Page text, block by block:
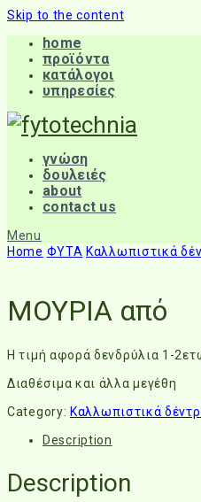
Skip to the content
home
προϊόντα
κατάλογοι
υπηρεσίες
γνώση
δουλειές
about
contact us
Menu
Home ΦΥΤΑ Καλλωπιστικά
ΜΟΥΡΙΑ από
Η τιμή αφορά δενδρύλια 1-
Διαθέσιμα και άλλα μεγέθη
Category: Καλλωπιστικά
Description
Description